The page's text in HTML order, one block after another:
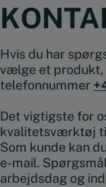
Hvis du har
vælge et produkt,
telefonnummer
Det vigtigste for
kvalitetsværktøj
Som kunde kan
e-mail.
arbejdsdag og